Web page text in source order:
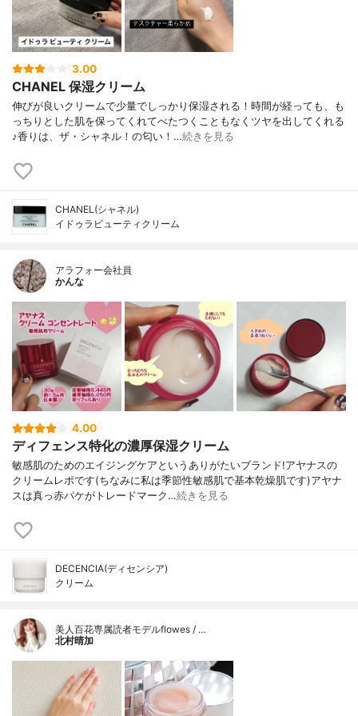
3.00
CHANEL 保湿クリーム
伸びが良いクリームで少量でしっかり保湿される！時間が経っても、も
っちりとした肌を保ってくれてべたつくこともなくツヤを出してくれる
♪香りは、ザ・シャネル！の匂い！…続きを見る
CHANEL(シャネル)
イドゥラビューティクリーム
アラフォー会社員
かんな
4.00
ディフェンス特化の濃厚保湿クリーム
敏感肌のためのエイジングケアというありがたいブランド!アヤナスの
クリームレポです(ちなみに私は季節性敏感肌で基本乾燥肌です)アヤナ
スは真っ赤パケがトレードマーク…続きを見る
DECENCIA(ディセンシア)
クリーム
美人百花専属読者モデルflowes / …
北村晴加